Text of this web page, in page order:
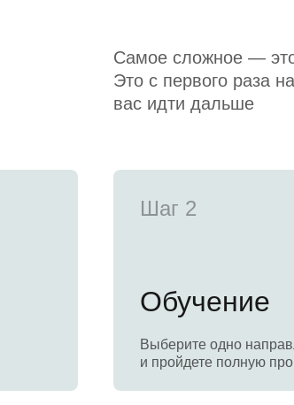
Самое сложное —
Это с первого раза
вас идти дальше
Шаг 2
Выберите одно
и пройдете полную
Обучение